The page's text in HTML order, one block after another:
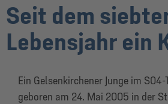
Seit dem
Lebensjahr ein
Ein Gelsenkirchener Junge im
geboren am 24. Mai 2005 in der